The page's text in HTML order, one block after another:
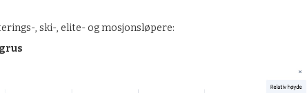
, ski-, elite- og mosjonsløpere: